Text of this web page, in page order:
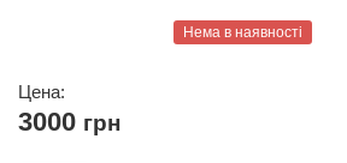
Нема в наявності
Цена:
3000 грн